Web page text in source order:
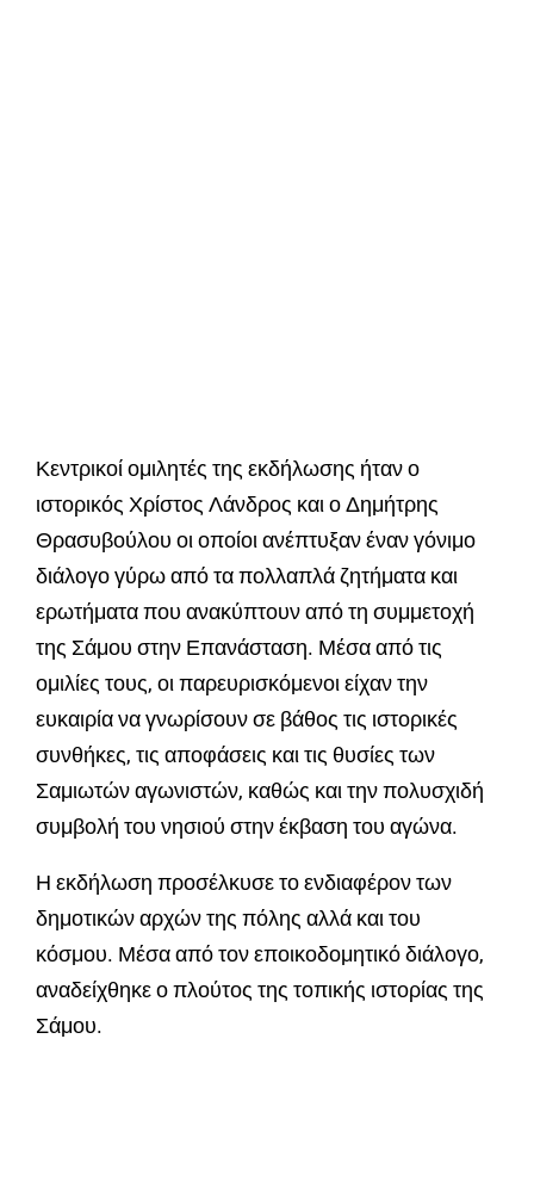
Κεντρικοί ομιλητές της εκδήλωσης ήταν ο
ιστορικός Χρίστος Λάνδρος και ο Δημήτρης
Θρασυβούλου οι οποίοι ανέπτυξαν έναν γόνιμο
διάλογο γύρω από τα πολλαπλά ζητήματα και
ερωτήματα που ανακύπτουν από τη συμμετοχή
της Σάμου στην Επανάσταση. Μέσα από τις
ομιλίες τους, οι παρευρισκόμενοι είχαν την
ευκαιρία να γνωρίσουν σε βάθος τις ιστορικές
συνθήκες, τις αποφάσεις και τις θυσίες των
Σαμιωτών αγωνιστών, καθώς και την πολυσχιδή
συμβολή του νησιού στην έκβαση του αγώνα.
Η εκδήλωση προσέλκυσε το ενδιαφέρον των
δημοτικών αρχών της πόλης αλλά και του
κόσμου. Μέσα από τον εποικοδομητικό διάλογο,
αναδείχθηκε ο πλούτος της τοπικής ιστορίας της
Σάμου.